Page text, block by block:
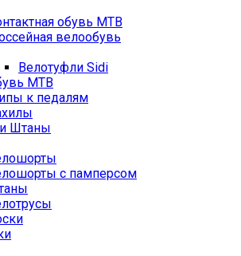
обувь MTB
велообувь
Велотуфли Sidi
MTB
к педалям
Штаны
с памперсом